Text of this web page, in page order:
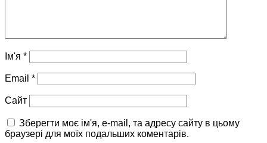
Ім'я *
Email *
Сайт
Зберегти моє ім'я, e-mail, та адресу сайту в цьому
браузері для моїх подальших коментарів.